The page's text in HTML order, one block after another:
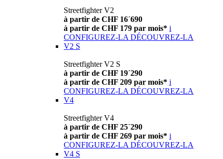
Streetfighter V2
à partir de CHF 16´690
à partir de CHF 179 par mois* i
CONFIGUREZ-LA DÉCOUVREZ-LA
V2 S
Streetfighter V2 S
à partir de CHF 19´290
à partir de CHF 209 par mois* i
CONFIGUREZ-LA DÉCOUVREZ-LA
V4
Streetfighter V4
à partir de CHF 25´290
à partir de CHF 269 par mois* i
CONFIGUREZ-LA DÉCOUVREZ-LA
V4 S